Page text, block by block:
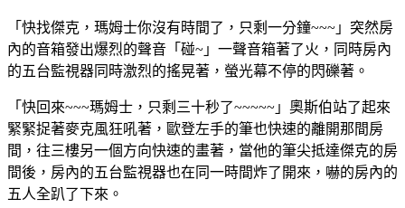
「快找傑克，瑪姆士你沒有時間了，只剩一分鐘~~~」突然房
內的音箱發出爆烈的聲音「碰~」一聲音箱著了火，同時房內
的五台監視器同時激烈的搖晃著，螢光幕不停的閃礫著。
「快回來~~~瑪姆士，只剩三十秒了~~~~~」奧斯伯站了起來
緊緊捉著麥克風狂吼著，歐登左手的筆也快速的離開那間房
間，往三樓另一個方向快速的畫著，當他的筆尖抵達傑克的房
間後，房內的五台監視器也在同一時間炸了開來，嚇的房內的
五人全趴了下來。